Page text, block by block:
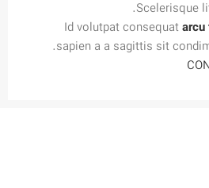
Scelerisque
Id volutpat consequatarcu
sapien a a sagittis sit